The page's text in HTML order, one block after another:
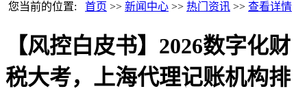
您当前的位置: 首页 >> 新闻中心 >> 热门资讯 >> 查看详情
【风控白皮书】2026数字化财
税大考，上海代理记账机构排